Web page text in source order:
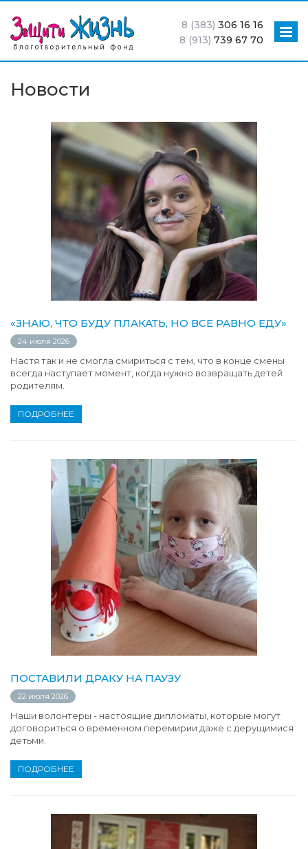
8 (383) 306 16 16
8 (913) 739 67 70
Новости
«ЗНАЮ, ЧТО БУДУ ПЛАКАТЬ, НО ВСЕ РАВНО ЕДУ»
24 июля 2026
Настя так и не смогла смириться с тем, что в конце смены
всегда наступает момент, когда нужно возвращать детей
родителям.
ПОДРОБНЕЕ
ПОСТАВИЛИ ДРАКУ НА ПАУЗУ
22 июля 2026
Наши волонтеры - настоящие дипломаты, которые могут
договориться о временном перемирии даже с дерущимися
детьми.
ПОДРОБНЕЕ